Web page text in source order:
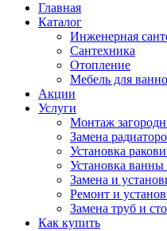
Главная
Каталог
Инженерная
Сантехника
Отопление
Мебель для
Акции
Услуги
Монтаж
Замена
Установка
Установка
Замена и
Ремонт и
Замена труб и
Как купить